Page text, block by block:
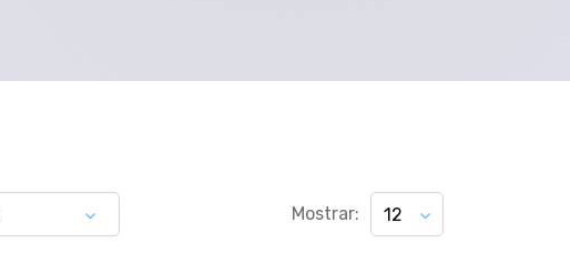
Mostrar: 12